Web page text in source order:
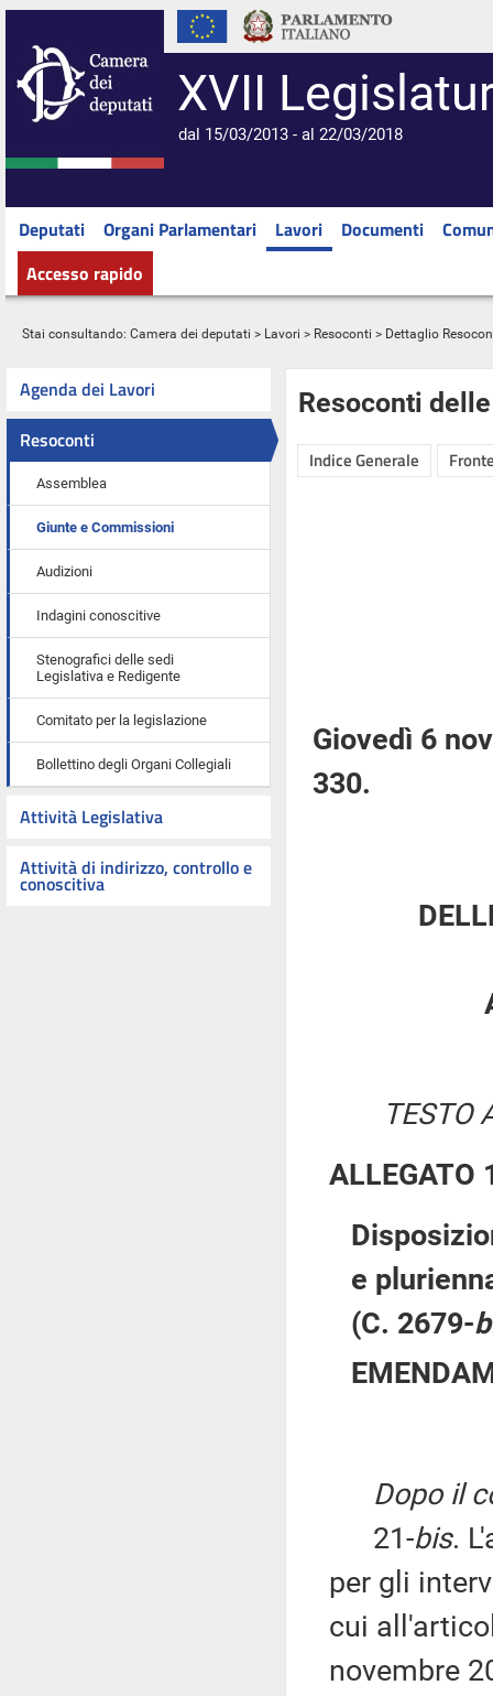
XVII
dal 15/03/2013 - al 22/03/2018
Deputati Organi Parlamentari Lavori Documenti
Accesso rapido
Stai consultando: Camera dei deputati > Lavori > Resoconti > Dettaglio
Agenda dei Lavori
Resoconti
Assemblea
Giunte e Commissioni
Audizioni
Indagini conoscitive
Stenografici delle sedi
Legislativa e Redigente
Comitato per la legislazione
Bollettino degli Organi Collegiali
Attività Legislativa
Attività di indirizzo, controllo e
conoscitiva
Resoconti
Indice Generale
Giovedì 6
330.
TESTO
ALLEGATO
e
(C. 2679-
Dopo il
21-bis.
per gli
cui
novembre